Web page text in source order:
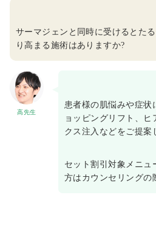
サーマジェンと同時に受けるとた
り高まる施術はありますか?
高先生
患者様の肌悩みや症状
ョッピングリフト、ヒ
クス注入などをご提案
セット割引対象メニュ
方はカウンセリングの